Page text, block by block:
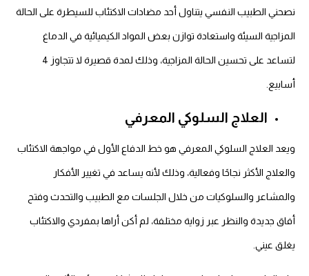
نصحني الطبيب النفسي يتناول أحد مضادات الاكتئاب للسيطرة على الحالة
المزاجية السيئة واستعادة توازن بعض المواد الكيميائية في الدماغ
لتساعد على تحسين الحالة المزاجية، وذلك لمدة قصيرة لا تتجاوز 4
أسابيع.
العلاج السلوكي المعرفي
ويعد العلاج السلوكي المعرفي هو خط الدفاع الأول في مواجهة الاكتئاب
والعلاج الأكثر نجاحًا وفعالية، وذلك لأنه يساعد في تغيير الأفكار
والمشاعر والسلوكيات من خلال الجلسات مع الطبيب والتحدث وفتح
أفاق جديدة والنظر عبر زواية مختلفة، لم أكن أراها بمفردي والاكتئاب
يغلق عيني.